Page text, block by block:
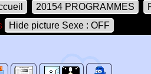
20154 PROGRAMMES
Hide picture Sexe : OFF